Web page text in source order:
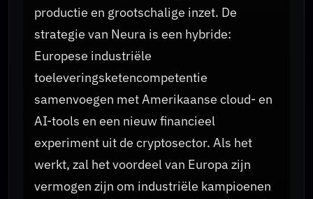
productie en grootschalige inzet. De
strategie van Neura is een hybride:
Europese industriële
toeleveringsketencompetentie
samenvoegen met Amerikaanse cloud- en
AI-tools en een nieuw financieel
experiment uit de cryptosector. Als het
werkt, zal het voordeel van Europa zijn
vermogen zijn om industriële kampioenen